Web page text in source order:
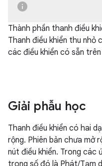
Thành phần thanh điều
Thanh điều khiển thu
các điều khiển có sẵn
Giải phẫu học
Thanh điều khiển có hai
rộng. Phiên bản chưa mở
nút điều khiển. Trong các
trong số đó là Phát/Tạm